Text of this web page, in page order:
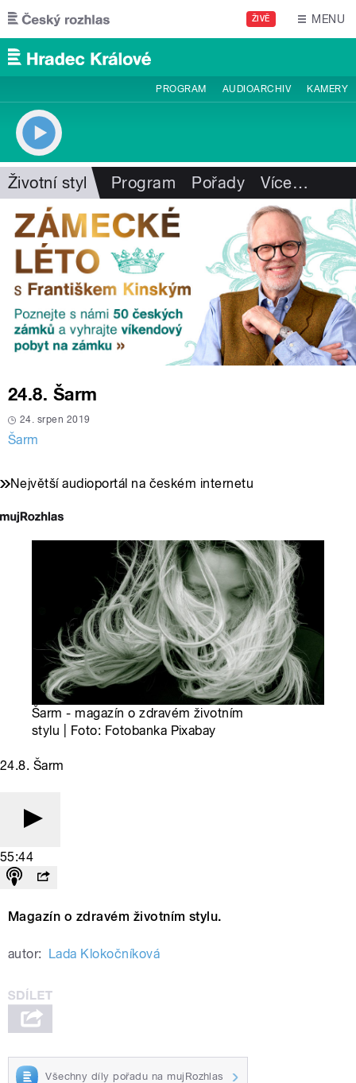
Přejít k hlavnímu obsahu
ŽIVĚ MENU
PROGRAM AUDIOARCHIV KAMERY
Životní styl Program Pořady Více…
24.8. Šarm
24. srpen 2019
Šarm
Největší audioportál na českém internetu
Šarm - magazín o zdravém životním
stylu | Foto: Fotobanka Pixabay
24.8. Šarm
55:44
Magazín o zdravém životním stylu.
autor: Lada Klokočníková
Všechny díly pořadu na mujRozhlas